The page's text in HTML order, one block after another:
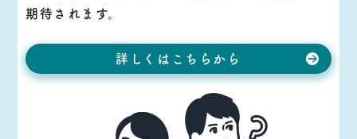
期待されます。
詳しくはこちらから